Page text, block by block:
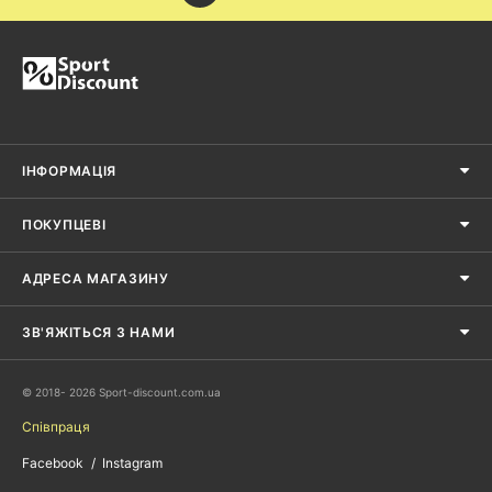
світшоти Reebok Classics чоловічі здатні зігріти в холодну пору року і
матеріал, з яких зроблені толстовки Reebok Classics чоловічі
приємний до тіла і стійкий до навантажень і численним прання.
ІНФОРМАЦІЯ
ПОКУПЦЕВІ
АДРЕСА МАГАЗИНУ
ЗВ'ЯЖІТЬСЯ З НАМИ
© 2018- 2026 Sport-discount.com.ua
Співпраця
Facebook Instagram